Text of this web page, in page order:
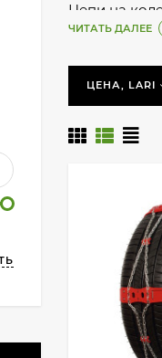
Цепи на
Что
ЧИТАТЬ ДАЛЕЕ
ЦЕНА, LARI